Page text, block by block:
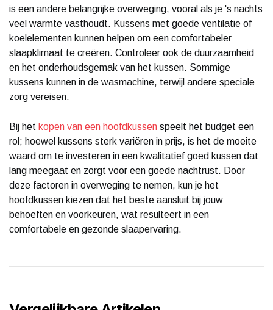
is een andere belangrijke overweging, vooral als je 's nachts
veel warmte vasthoudt. Kussens met goede ventilatie of
koelelementen kunnen helpen om een comfortabeler
slaapklimaat te creëren. Controleer ook de duurzaamheid
en het onderhoudsgemak van het kussen. Sommige
kussens kunnen in de wasmachine, terwijl andere speciale
zorg vereisen.
Bij het kopen van een hoofdkussen speelt het budget een
rol; hoewel kussens sterk variëren in prijs, is het de moeite
waard om te investeren in een kwalitatief goed kussen dat
lang meegaat en zorgt voor een goede nachtrust. Door
deze factoren in overweging te nemen, kun je het
hoofdkussen kiezen dat het beste aansluit bij jouw
behoeften en voorkeuren, wat resulteert in een
comfortabele en gezonde slaapervaring.